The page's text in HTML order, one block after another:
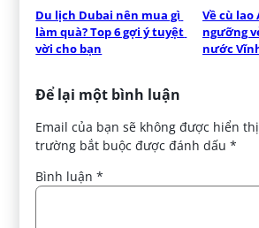
Du lịch Dubai nên mua gì
làm quà? Top 6 gợi ý tuyệt
vời cho bạn
Về cù lao
ngưỡng
nước
Để lại một bình luận
Email của bạn sẽ không được hiển
trường bắt buộc được đánh dấu*
Bình luận*